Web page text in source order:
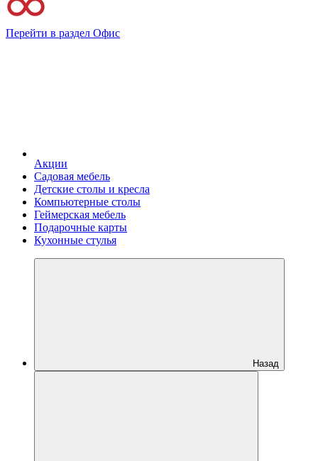
Перейти в раздел Офис
Акции
Садовая мебель
Детские столы и кресла
Компьютерные столы
Геймерская мебель
Подарочные карты
Кухонные стулья
Назад